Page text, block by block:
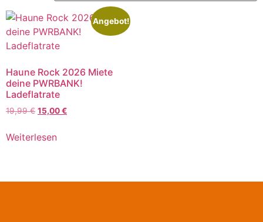
Angebot!
Haune Rock 2026 Miete
deine PWRBANK!
Ladeflatrate
19,99€ 15,00€
Weiterlesen